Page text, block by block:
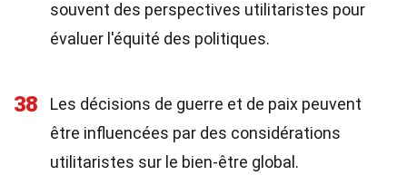
souvent des perspectives utilitaristes pour
évaluer l'équité des politiques.
38
Les décisions de guerre et de paix peuvent
être influencées par des considérations
utilitaristes sur le bien-être global.